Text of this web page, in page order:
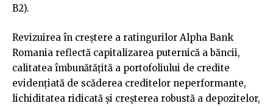
B2).
Revizuirea în creștere a ratingurilor Alpha Bank
Romania reflectă capitalizarea puternică a băncii,
calitatea îmbunătățită a portofoliului de credite
evidențiată de scăderea creditelor neperformante,
lichiditatea ridicată și creșterea robustă a depozitelor,